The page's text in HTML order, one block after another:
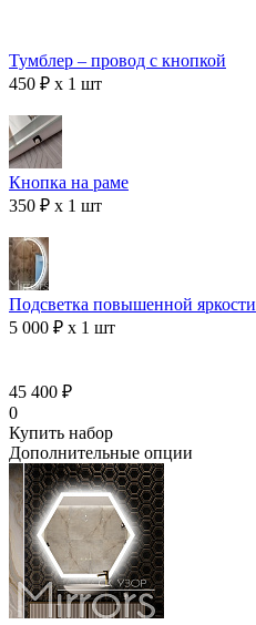
Тумблер – провод с кнопкой
450 ₽ x 1 шт
Кнопка на раме
350 ₽ x 1 шт
Подсветка повышенной яркости
5 000 ₽ x 1 шт
45 400 ₽
0
Купить набор
Дополнительные опции